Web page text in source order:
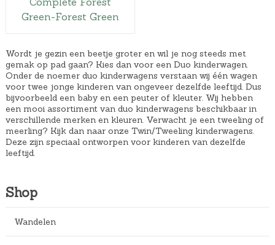
Green-Forest Green
Wordt je gezin een beetje groter en wil je nog steeds met
gemak op pad gaan? Kies dan voor een Duo kinderwagen.
Onder de noemer duo kinderwagens verstaan wij één wagen
voor twee jonge kinderen van ongeveer dezelfde leeftijd. Dus
bijvoorbeeld een baby en een peuter of kleuter. Wij hebben
een mooi assortiment van duo kinderwagens beschikbaar in
verschillende merken en kleuren. Verwacht je een tweeling of
meerling? Kijk dan naar onze Twin/Tweeling kinderwagens.
Deze zijn speciaal ontworpen voor kinderen van dezelfde
leeftijd.
Shop
Wandelen